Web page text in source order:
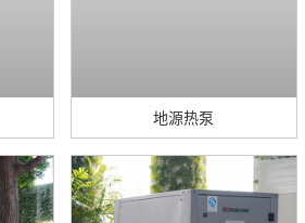
地源热泵